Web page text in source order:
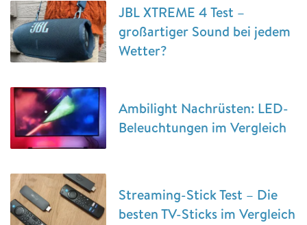
JBL XTREME 4 Test –
großartiger Sound bei jedem
Wetter?
Ambilight Nachrüsten: LED-
Beleuchtungen im Vergleich
Streaming-Stick Test – Die
besten TV-Sticks im Vergleich